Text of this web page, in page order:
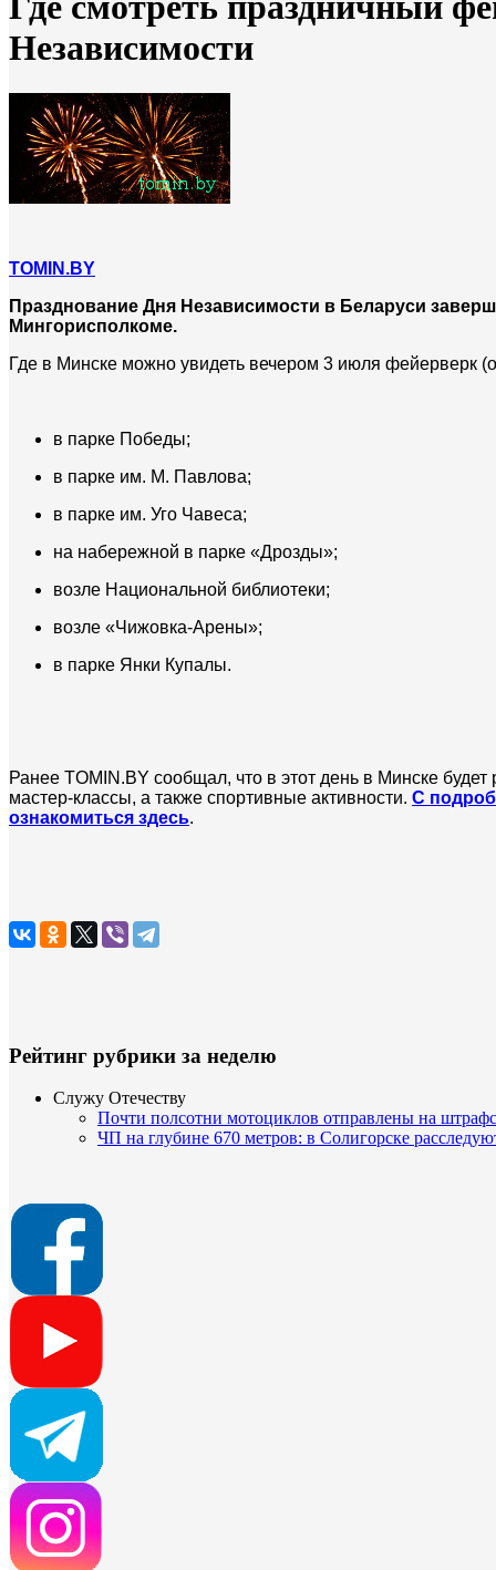
Независимости
TOMIN.BY
Празднование Дня Независимости в Беларуси
Мингорисполкоме.
Где в Минске можно увидеть вечером 3 июля фейерверк
в парке Победы;
в парке им. М. Павлова;
в парке им. Уго Чавеса;
на набережной в парке «Дрозды»;
возле Национальной библиотеки;
возле «Чижовка-Арены»;
в парке Янки Купалы.
Ранее TOMIN.BY сообщал, что в этот день в Минске
мастер-классы, а также спортивные активности. С
ознакомиться здесь.
Рейтинг рубрики за неделю
Служу Отечеству
Почти полсотни мотоциклов отправлены на
ЧП на глубине 670 метров: в Солигорске